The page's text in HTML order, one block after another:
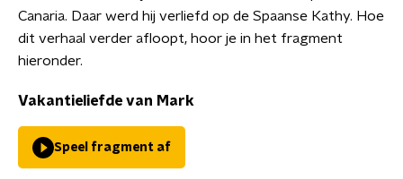
Canaria. Daar werd hij verliefd op de Spaanse Kathy. Hoe
dit verhaal verder afloopt, hoor je in het fragment
hieronder.
Vakantieliefde van Mark
Speel fragment af